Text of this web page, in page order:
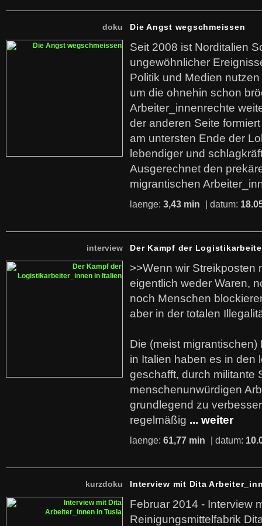
doku Die Angst wegschmeissen
Seit 2008 ist Norditalien
ungewöhnlicher
Politik und Medien
um die ohnehin schon
Arbeiter_innenrechte
der anderen Seite
am untersten Ende der
lebendiger und
Ausgerechnet den
migrantischen
laenge: 3,43 min | datum:
interview Der Kampf der
>>Wenn wir Streikposten
eigentlich weder Waren,
noch Menschen
aber in der totalen
Die (meist
in Italien haben es in den
geschafft, durch militante
menschenunwürdigen
grundlegend zu
regelmäßig ... weiter
laenge: 61,77 min | datum:
kurzdoku Interview mit Dita
Februar 2014 - Interview
Reinigungsmittelfabrik